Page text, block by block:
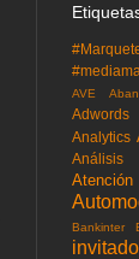
AVE
Adwords
Analytics
Análisis
Bankinter
invitado